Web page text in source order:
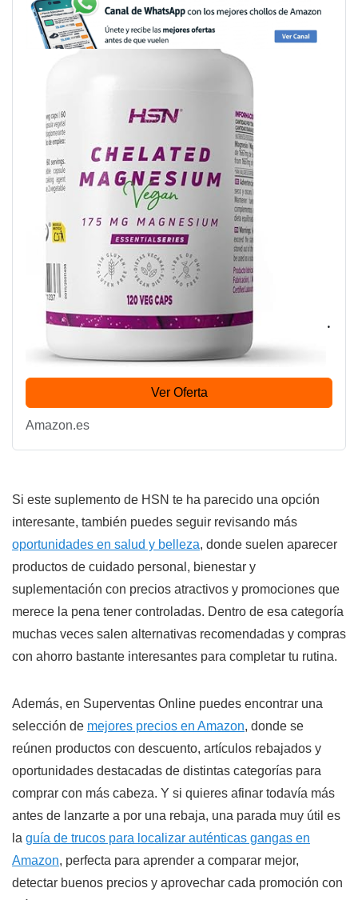
HSN Magnesium Bisglycinate (350mg
Elemental Mineral) | 120 Vegan Capsules |
100% Magnesium Glycinate High
Bioavailability and Absorption | Non-
GMO, Vegan,...
Ver Oferta
Amazon.es
Si este suplemento de HSN te ha parecido una opción
interesante, también puedes seguir revisando más
oportunidades en salud y belleza, donde suelen aparecer
productos de cuidado personal, bienestar y
suplementación con precios atractivos y promociones que
merece la pena tener controladas. Dentro de esa categoría
muchas veces salen alternativas recomendadas y compras
con ahorro bastante interesantes para completar tu rutina.
Además, en Superventas Online puedes encontrar una
selección de mejores precios en Amazon, donde se
reúnen productos con descuento, artículos rebajados y
oportunidades destacadas de distintas categorías para
comprar con más cabeza. Y si quieres afinar todavía más
antes de lanzarte a por una rebaja, una parada muy útil es
la guía de trucos para localizar auténticas gangas en
Amazon, perfecta para aprender a comparar mejor,
detectar buenos precios y aprovechar cada promoción con